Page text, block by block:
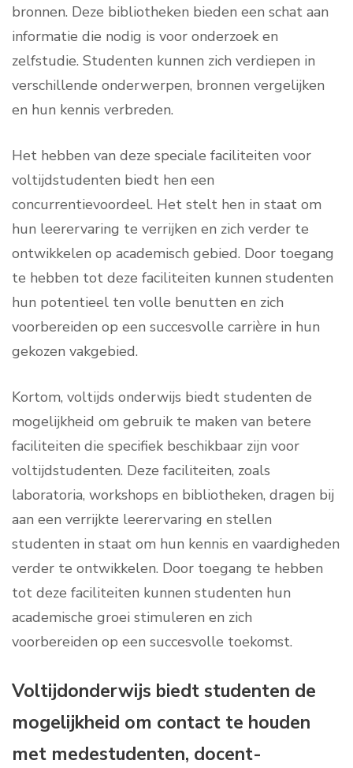
bronnen. Deze bibliotheken bieden een schat aan
informatie die nodig is voor onderzoek en
zelfstudie. Studenten kunnen zich verdiepen in
verschillende onderwerpen, bronnen vergelijken
en hun kennis verbreden.
Het hebben van deze speciale faciliteiten voor
voltijdstudenten biedt hen een
concurrentievoordeel. Het stelt hen in staat om
hun leerervaring te verrijken en zich verder te
ontwikkelen op academisch gebied. Door toegang
te hebben tot deze faciliteiten kunnen studenten
hun potentieel ten volle benutten en zich
voorbereiden op een succesvolle carrière in hun
gekozen vakgebied.
Kortom, voltijds onderwijs biedt studenten de
mogelijkheid om gebruik te maken van betere
faciliteiten die specifiek beschikbaar zijn voor
voltijdstudenten. Deze faciliteiten, zoals
laboratoria, workshops en bibliotheken, dragen bij
aan een verrijkte leerervaring en stellen
studenten in staat om hun kennis en vaardigheden
verder te ontwikkelen. Door toegang te hebben
tot deze faciliteiten kunnen studenten hun
academische groei stimuleren en zich
voorbereiden op een succesvolle toekomst.
Voltijdonderwijs biedt studenten de
mogelijkheid om contact te houden
met medestudenten, docent-